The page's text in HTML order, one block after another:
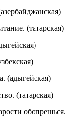
(татарская)
(адыгейская)
(татарская)
обопрешься.